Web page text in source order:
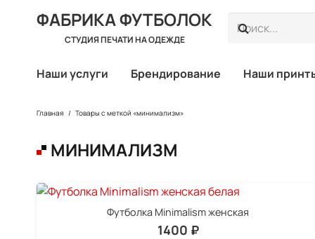
ФАБРИКА ФУТБОЛОК
СТУДИЯ ПЕЧАТИ НА ОДЕЖДЕ
Наши услуги Брендирование Наши
Главная / Товары с меткой «минимализм»
МИНИМАЛИЗМ
Футболка Minimalism женская
1400 ₽